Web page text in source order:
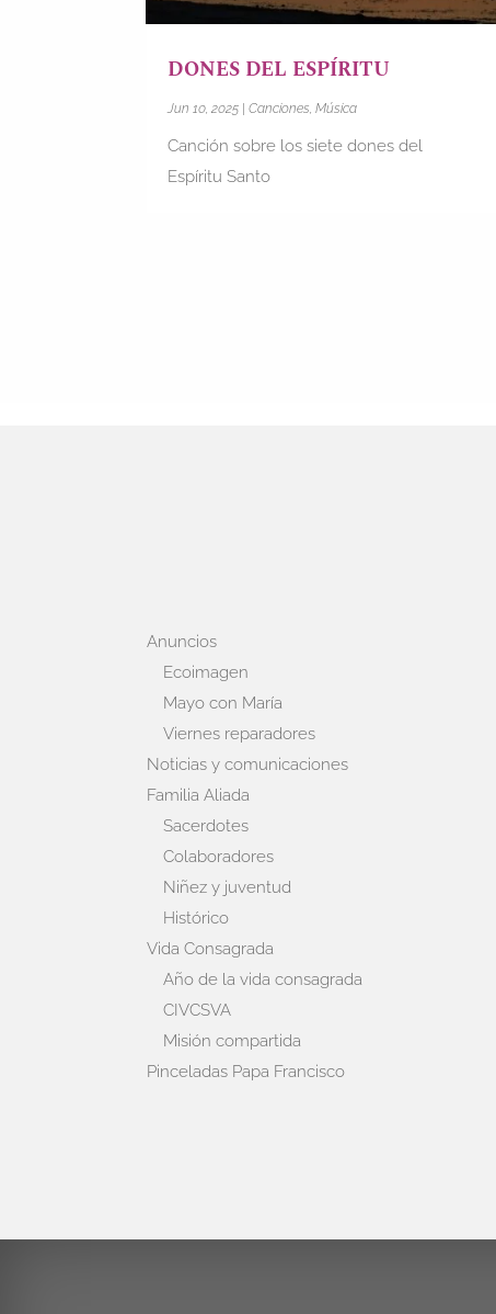
DONES DEL ESPÍRITU
Jun 10, 2025 |Canciones ,Música
Canción sobre los siete dones del
Espíritu Santo
Anuncios
Ecoimagen
Mayo con María
Viernes reparadores
Noticias y comunicaciones
Familia Aliada
Sacerdotes
Colaboradores
Niñez y juventud
Histórico
Vida Consagrada
Año de la vida consagrada
CIVCSVA
Misión compartida
Pinceladas Papa Francisco